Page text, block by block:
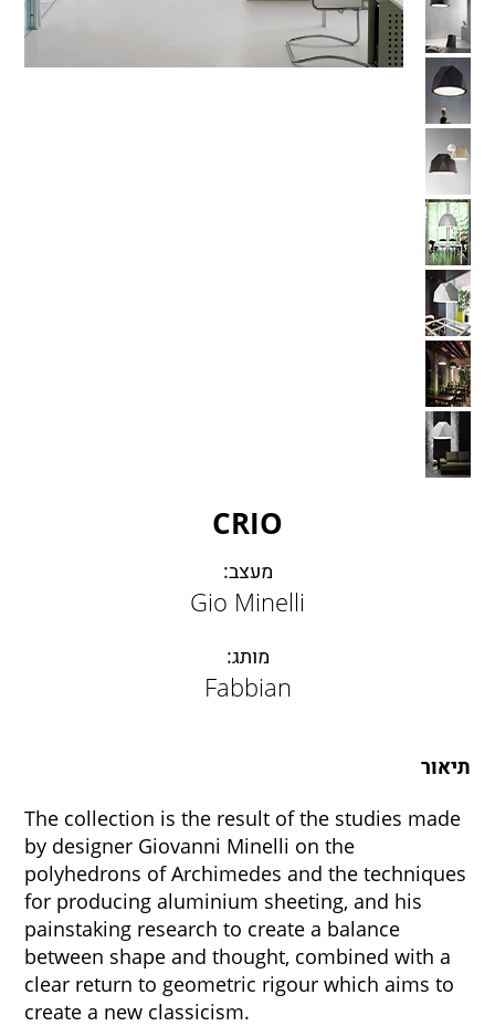
LAMBERT & FILS
ROGER PRADIER
PORSCHE
CRIO
מעצב:
Gio Minelli
מותג:
Fabbian
תיאור
The collection is the result of the studies made
by designer Giovanni Minelli on the
polyhedrons of Archimedes and the techniques
for producing aluminium sheeting, and his
painstaking research to create a balance
between shape and thought, combined with a
clear return to geometric rigour which aims to
create a new classicism.